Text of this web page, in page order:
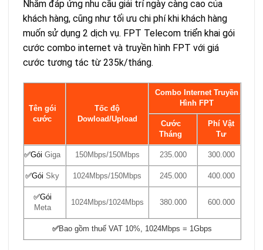
Nhằm đáp ứng nhu cầu giải trí ngày càng cao của
khách hàng, cũng như tối ưu chi phí khi khách hàng
muốn sử dụng 2 dịch vụ. FPT Telecom triển khai gói
cước combo internet và truyền hình FPT với giá
cước tương tác từ 235k/tháng.
Tên gói
cước
Tốc độ
Dowload/Upload
Combo Internet Truyền
Hình FPT
Cước
Tháng
Phí Vật
Tư
✅GóiGiga 150Mbps/150Mbps 235.000 300.000
✅GóiSky 1024Mbps/150Mbps 245.000 400.000
✅Gói
Meta
1024Mbps/1024Mbps 380.000 600.000
✅Bao gồm thuế VAT 10%, 1024Mbps = 1Gbps